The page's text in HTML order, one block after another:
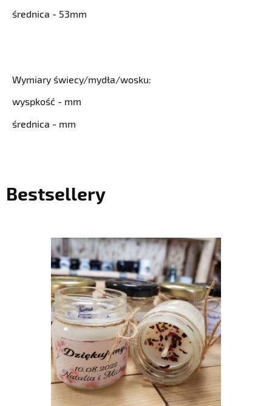
średnica - 53mm
Wymiary świecy/mydła/wosku:
wyspkość - mm
średnica - mm
Bestsellery
do koszyka